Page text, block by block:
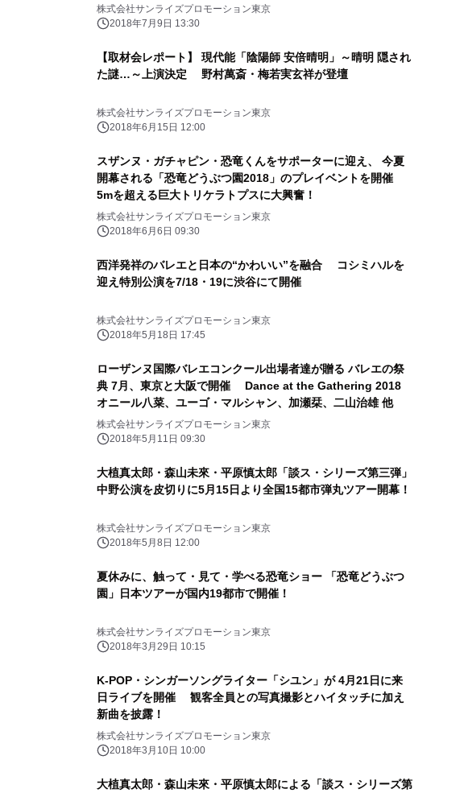
株式会社サンライズプロモーション東京
2018年7月9日 13:30
【取材会レポート】 現代能「陰陽師 安倍晴明」～晴明 隠され
た謎…～上演決定 野村萬斎・梅若実玄祥が登壇
株式会社サンライズプロモーション東京
2018年6月15日 12:00
スザンヌ・ガチャピン・恐竜くんをサポーターに迎え、 今夏
開幕される「恐竜どうぶつ園2018」のプレイベントを開催
5mを超える巨大トリケラトプスに大興奮！
株式会社サンライズプロモーション東京
2018年6月6日 09:30
西洋発祥のバレエと日本の“かわいい”を融合 コシミハルを
迎え特別公演を7/18・19に渋谷にて開催
株式会社サンライズプロモーション東京
2018年5月18日 17:45
ローザンヌ国際バレエコンクール出場者達が贈る バレエの祭
典 7月、東京と大阪で開催 Dance at the Gathering 2018
オニール八菜、ユーゴ・マルシャン、加瀬栞、二山治雄 他
株式会社サンライズプロモーション東京
2018年5月11日 09:30
大植真太郎・森山未來・平原慎太郎「談ス・シリーズ第三弾」
中野公演を皮切りに5月15日より全国15都市弾丸ツアー開幕！
株式会社サンライズプロモーション東京
2018年5月8日 12:00
夏休みに、触って・見て・学べる恐竜ショー 「恐竜どうぶつ
園」日本ツアーが国内19都市で開催！
株式会社サンライズプロモーション東京
2018年3月29日 10:15
K-POP・シンガーソングライター「シユン」が 4月21日に来
日ライブを開催 観客全員との写真撮影とハイタッチに加え
新曲を披露！
株式会社サンライズプロモーション東京
2018年3月10日 10:00
大植真太郎・森山未來・平原慎太郎による「談ス・シリーズ第